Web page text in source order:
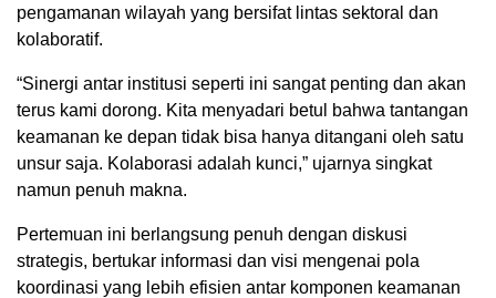
pengamanan wilayah yang bersifat lintas sektoral dan
kolaboratif.
“Sinergi antar institusi seperti ini sangat penting dan akan
terus kami dorong. Kita menyadari betul bahwa tantangan
keamanan ke depan tidak bisa hanya ditangani oleh satu
unsur saja. Kolaborasi adalah kunci,” ujarnya singkat
namun penuh makna.
Pertemuan ini berlangsung penuh dengan diskusi
strategis, bertukar informasi dan visi mengenai pola
koordinasi yang lebih efisien antar komponen keamanan